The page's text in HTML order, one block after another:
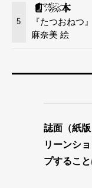
5
『たつおねつ
麻奈美 絵
誌面（紙
リーンシ
プするこ